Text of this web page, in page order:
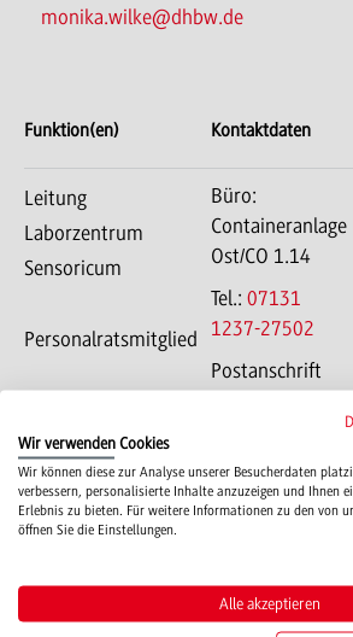
monika.wilke@dhbw.de
Funktion(en) Kontaktdaten
Leitung
Laborzentrum
Sensoricum
Personalratsmitglied
Büro:
Containeranlage
Ost/CO 1.14
Tel.: 07131
1237-27502
Postanschrift
74076
Heilbronn
Wir verwenden Cookies
Wir können diese zur Analyse unserer Besucherdaten
verbessern, personalisierte Inhalte anzuzeigen und Ihnen
Erlebnis zu bieten. Für weitere Informationen zu den von
öffnen Sie die Einstellungen.
Alle akzeptieren